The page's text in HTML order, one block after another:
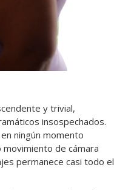
y trivial,
insospechados.
en ningún momento
movimiento de cámara
permanece casi todo el